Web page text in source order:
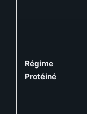
Régime
Protéiné